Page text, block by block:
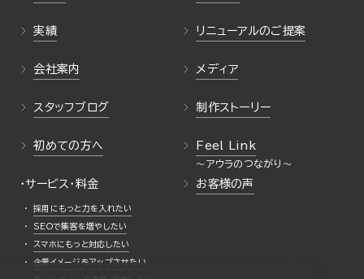
実績 リニューアルのご提案
会社案内 メディア
スタッフブログ 制作ストーリー
初めての方へ Feel Link
・サービス・料金
採用にもっと力を入れたい
SEOで集客を増やしたい
スマホにもっと対応したい
企業イメージをアップさせたい
お客様の声